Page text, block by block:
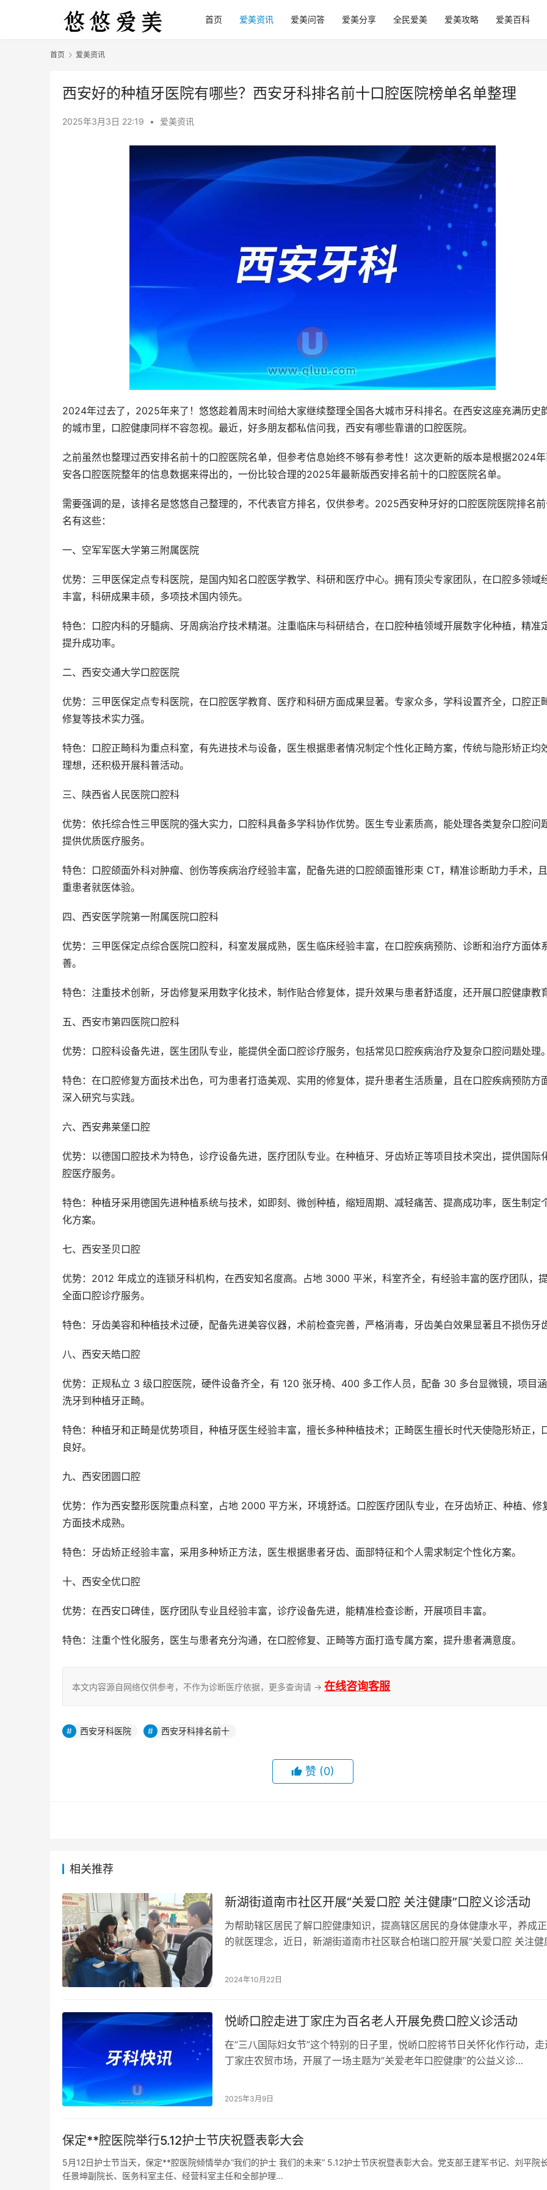
首页 爱美资讯 爱美问答 爱美分享 全民爱美 爱美攻略 爱美百科
首页 爱美资讯
西安好的种植牙医院有哪些？西安牙科排名前十口腔医院榜单名单整理
2025年3月3日 22:19 • 爱美资讯
2024年过去了，2025年来了！悠悠趁着周末时间给大家继续整理全国各大城市牙科排名。在西安这座充满历史
的城市里，口腔健康同样不容忽视。最近，好多朋友都私信问我，西安有哪些靠谱的口腔医院。
之前虽然也整理过西安排名前十的口腔医院名单，但参考信息始终不够有参考性！这次更新的版本是根据2024
安各口腔医院整年的信息数据来得出的，一份比较合理的2025年最新版西安排名前十的口腔医院名单。
需要强调的是，该排名是悠悠自己整理的，不代表官方排名，仅供参考。2025西安种牙好的口腔医院医院排名
名有这些：
一、空军军医大学第三附属医院
优势：三甲医保定点专科医院，是国内知名口腔医学教学、科研和医疗中心。拥有顶尖专家团队，在口腔多领域
丰富，科研成果丰硕，多项技术国内领先。
特色：口腔内科的牙髓病、牙周病治疗技术精湛。注重临床与科研结合，在口腔种植领域开展数字化种植，精准
提升成功率。
二、西安交通大学口腔医院
优势：三甲医保定点专科医院，在口腔医学教育、医疗和科研方面成果显著。专家众多，学科设置齐全，口腔正畸
修复等技术实力强。
特色：口腔正畸科为重点科室，有先进技术与设备，医生根据患者情况制定个性化正畸方案，传统与隐形矫正均
理想，还积极开展科普活动。
三、陕西省人民医院口腔科
优势：依托综合性三甲医院的强大实力，口腔科具备多学科协作优势。医生专业素质高，能处理各类复杂口腔问题
提供优质医疗服务。
特色：口腔颌面外科对肿瘤、创伤等疾病治疗经验丰富，配备先进的口腔颌面锥形束 CT，精准诊断助力手术，
重患者就医体验。
四、西安医学院第一附属医院口腔科
优势：三甲医保定点综合医院口腔科，科室发展成熟，医生临床经验丰富，在口腔疾病预防、诊断和治疗方面体
善。
特色：注重技术创新，牙齿修复采用数字化技术，制作贴合修复体，提升效果与患者舒适度，还开展口腔健康教育
五、西安市第四医院口腔科
优势：口腔科设备先进，医生团队专业，能提供全面口腔诊疗服务，包括常见口腔疾病治疗及复杂口腔问题处理。
特色：在口腔修复方面技术出色，可为患者打造美观、实用的修复体，提升患者生活质量，且在口腔疾病预防方
深入研究与实践。
六、西安弗莱堡口腔
优势：以德国口腔技术为特色，诊疗设备先进，医疗团队专业。在种植牙、牙齿矫正等项目技术突出，提供国际
腔医疗服务。
特色：种植牙采用德国先进种植系统与技术，如即刻、微创种植，缩短周期、减轻痛苦、提高成功率，医生制定
化方案。
七、西安圣贝口腔
优势：2012 年成立的连锁牙科机构，在西安知名度高。占地 3000 平米，科室齐全，有经验丰富的医疗团队，
全面口腔诊疗服务。
特色：牙齿美容和种植技术过硬，配备先进美容仪器，术前检查完善，严格消毒，牙齿美白效果显著且不损伤牙齿
八、西安天皓口腔
优势：正规私立 3 级口腔医院，硬件设备齐全，有 120 张牙椅、400 多工作人员，配备 30 多台显微镜，项目
洗牙到种植牙正畸。
特色：种植牙和正畸是优势项目，种植牙医生经验丰富，擅长多种种植技术；正畸医生擅长时代天使隐形矫正，
良好。
九、西安团圆口腔
优势：作为西安整形医院重点科室，占地 2000 平方米，环境舒适。口腔医疗团队专业，在牙齿矫正、种植、修
方面技术成熟。
特色：牙齿矫正经验丰富，采用多种矫正方法，医生根据患者牙齿、面部特征和个人需求制定个性化方案。
十、西安全优口腔
优势：在西安口碑佳，医疗团队专业且经验丰富，诊疗设备先进，能精准检查诊断，开展项目丰富。
特色：注重个性化服务，医生与患者充分沟通，在口腔修复、正畸等方面打造专属方案，提升患者满意度。
本文内容源自网络仅供参考，不作为诊断医疗依据，更多查询请 → 在线咨询客服
西安牙科医院 西安牙科排名前十
赞 (0)
相关推荐
新湖街道南市社区开展“关爱口腔 关注健康”口腔义诊活动
为帮助辖区居民了解口腔健康知识，提高辖区居民的身体健康水平，养成
的就医理念，近日，新湖街道南市社区联合柏瑞口腔开展“关爱口腔 关注健
2024年10月22日
悦峤口腔走进丁家庄为百名老人开展免费口腔义诊活动
在”三八国际妇女节”这个特别的日子里，悦峤口腔将节日关怀化作行动，走
丁家庄农贸市场，开展了一场主题为”关爱老年口腔健康”的公益义诊…
2025年3月9日
保定**腔医院举行5.12护士节庆祝暨表彰大会
5月12日护士节当天，保定**腔医院倾情举办“我们的护士 我们的未来” 5.12护士节庆祝暨表彰大会。党支部王建军书记、刘平院长
任景坤副院长、医务科室主任、经营科室主任和全部护理…